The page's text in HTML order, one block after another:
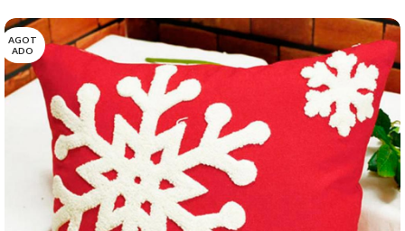
AGOT
ADO